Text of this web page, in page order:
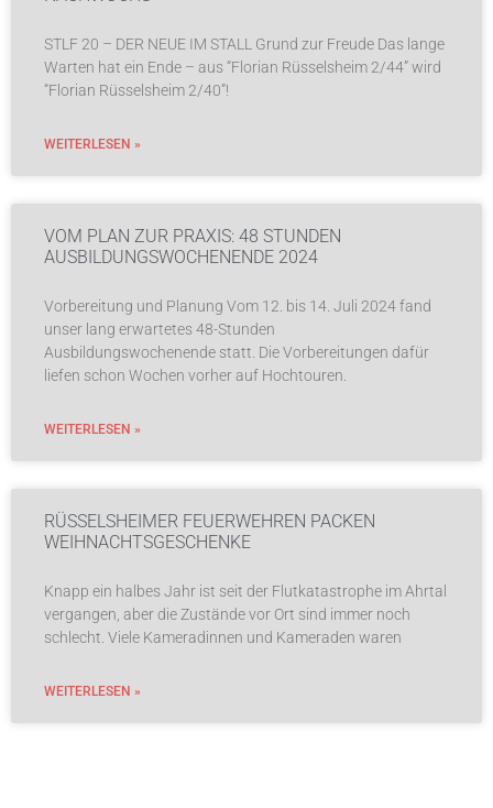
STLF 20 – DER NEUE IM STALL Grund zur Freude Das lange
Warten hat ein Ende – aus “Florian Rüsselsheim 2/44” wird
“Florian Rüsselsheim 2/40”!
WEITERLESEN »
VOM PLAN ZUR PRAXIS: 48 STUNDEN
AUSBILDUNGSWOCHENENDE 2024
Vorbereitung und Planung Vom 12. bis 14. Juli 2024 fand
unser lang erwartetes 48-Stunden
Ausbildungswochenende statt. Die Vorbereitungen dafür
liefen schon Wochen vorher auf Hochtouren.
WEITERLESEN »
RÜSSELSHEIMER FEUERWEHREN PACKEN
WEIHNACHTSGESCHENKE
Knapp ein halbes Jahr ist seit der Flutkatastrophe im Ahrtal
vergangen, aber die Zustände vor Ort sind immer noch
schlecht. Viele Kameradinnen und Kameraden waren
WEITERLESEN »